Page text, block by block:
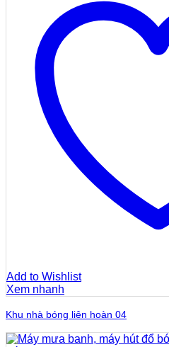
Add to Wishlist
Xem nhanh
Khu nhà bóng liên hoàn 04